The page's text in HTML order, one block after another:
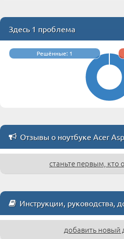
Здесь 1 проблема
Решённые: 1
Отзывы о ноутбуке Acer
станьте первым, кто
Инструкции, руководства,
добавить новый